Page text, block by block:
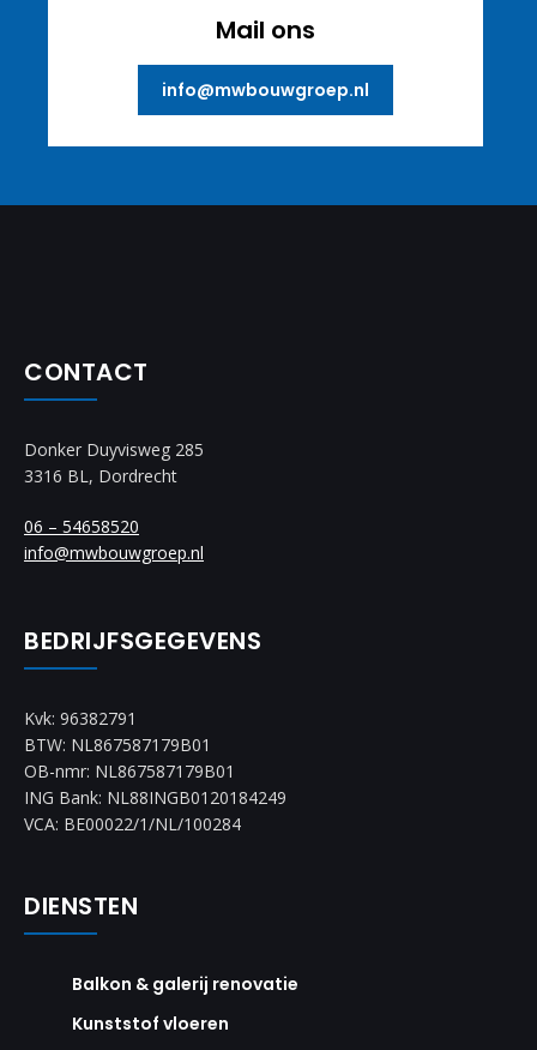
Mail ons
info@mwbouwgroep.nl
CONTACT
Donker Duyvisweg 285
3316 BL, Dordrecht
06 – 54658520
info@mwbouwgroep.nl
BEDRIJFSGEGEVENS
Kvk: 96382791
BTW: NL867587179B01
OB-nmr: NL867587179B01
ING Bank: NL88INGB0120184249
VCA: BE00022/1/NL/100284
DIENSTEN
Balkon & galerij renovatie
Kunststof vloeren